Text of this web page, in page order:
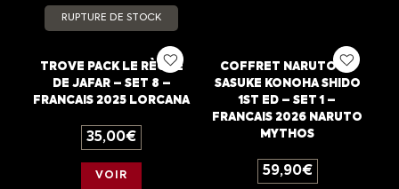
RUPTURE DE STOCK
TROVE PACK LE RÈGNE
DE JAFAR – SET 8 –
FRANCAIS 2025 LORCANA
35,00€
VOIR
COFFRET NARUTO VS
SASUKE KONOHA SHIDO
1ST ED – SET 1 –
FRANCAIS 2026 NARUTO
MYTHOS
59,90€